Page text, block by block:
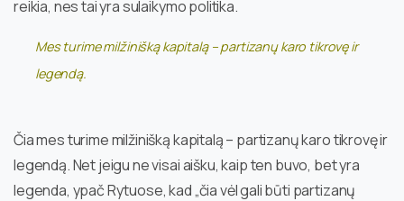
reikia, nes tai yra sulaikymo politika.
Mes turime milžinišką kapitalą – partizanų karo tikrovę ir
legendą.
Čia mes turime milžinišką kapitalą – partizanų karo tikrovę ir
legendą. Net jeigu ne visai aišku, kaip ten buvo, bet yra
legenda, ypač Rytuose, kad „čia vėl gali būti partizanų